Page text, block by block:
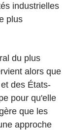
industrielles
plus
du plus
alors que
des États-
pour qu'elle
que les
approche